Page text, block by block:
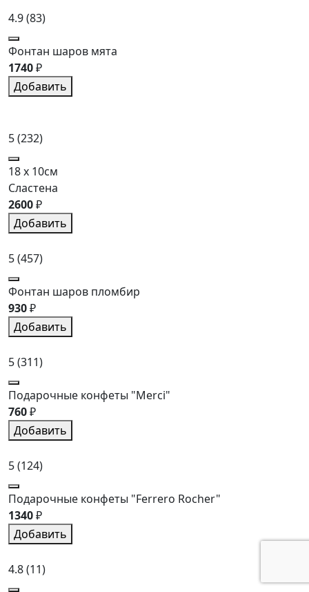
4.9(83)
Фонтан шаров мята
1740₽
Добавить
5(232)
18 x 10см
Сластена
2600₽
Добавить
5(457)
Фонтан шаров пломбир
930₽
Добавить
5(311)
Подарочные конфеты "Merci"
760₽
Добавить
5(124)
Подарочные конфеты "Ferrero Rocher"
1340₽
Добавить
4.8(11)